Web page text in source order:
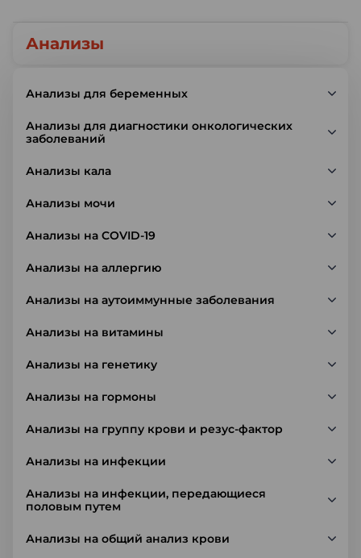
Анализы
Анализы для беременных
Анализы для диагностики онкологических
заболеваний
Анализы кала
Анализы мочи
Анализы на COVID-19
Анализы на аллергию
Анализы на аутоиммунные заболевания
Анализы на витамины
Анализы на генетику
Анализы на гормоны
Анализы на группу крови и резус-фактор
Анализы на инфекции
Анализы на инфекции, передающиеся
половым путем
Анализы на общий анализ крови